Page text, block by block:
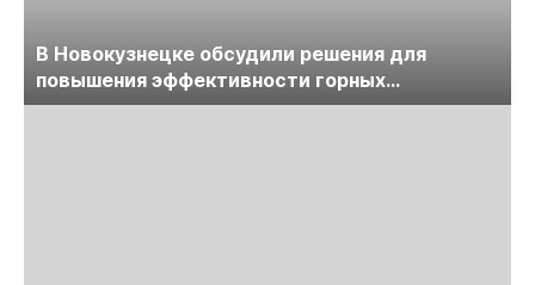
В Новокузнецке обсудили решения для
повышения эффективности горных
предприятий